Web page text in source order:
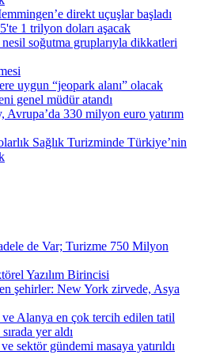
direkt uçuşlar başladı
1 trilyon doları aşacak
soğutma gruplarıyla dikkatleri
uygun “jeopark alanı” olacak
genel müdür atandı
330 milyon euro yatırım
Sağlık Turizminde Türkiye’nin
de Var; Turizme 750 Milyon
Yazılım Birincisi
şehirler: New York zirvede, Asya
Alanya en çok tercih edilen tatil
yer aldı
sektör gündemi masaya yatırıldı